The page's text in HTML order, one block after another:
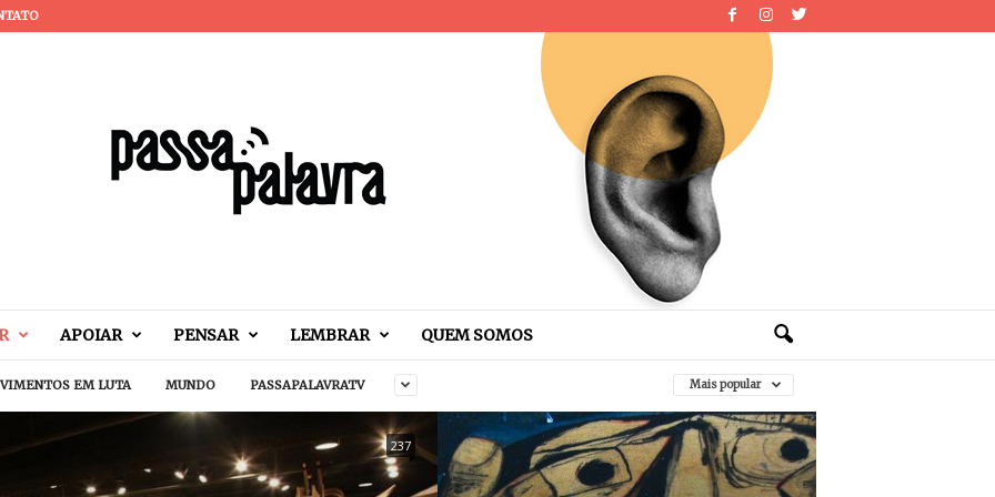
APOIAR PENSAR LEMBRAR QUEM SOMOS
EM LUTA MUNDO PASSAPALAVRATV Mais popular
237